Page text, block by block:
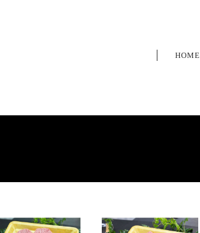
HOME